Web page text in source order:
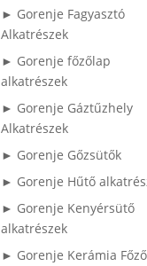
► Gorenje Fagyasztó
Alkatrészek
► Gorenje főzőlap
alkatrészek
► Gorenje Gáztűzhely
Alkatrészek
► Gorenje Gőzsütők
► Gorenje Hűtő
► Gorenje Kenyérsütő
alkatrészek
► Gorenje Kerámia